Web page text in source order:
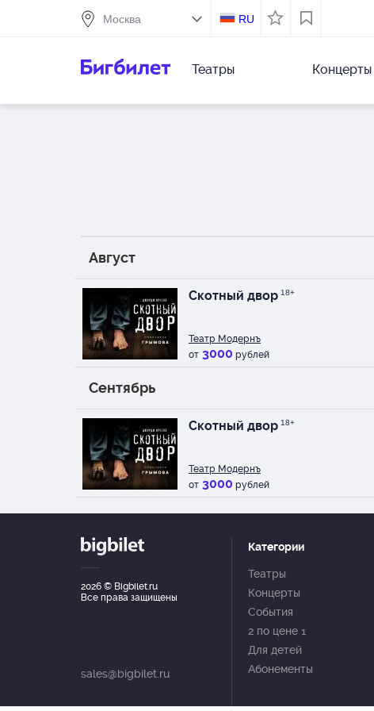
RU
Театры Концерты
Август
Скотный двор 18+
Театр Модернъ
от 3000 рублей
Сентябрь
Скотный двор 18+
Театр Модернъ
от 3000 рублей
2026 © Bigbilet.ru
Все права защищены
sales@bigbilet.ru
Категории
Театры
Концерты
События
2 по цене 1
Для детей
Абонементы